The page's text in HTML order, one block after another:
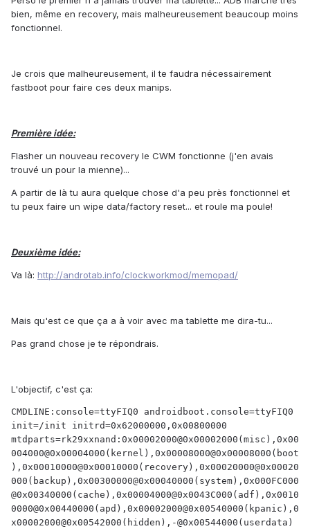
bien, même en recovery, mais malheureusement beaucoup moins
fonctionnel.
Je crois que malheureusement, il te faudra nécessairement
fastboot pour faire ces deux manips.
Première idée:
Flasher un nouveau recovery le CWM fonctionne (j'en avais
trouvé un pour la mienne)...
A partir de là tu aura quelque chose d'a peu près fonctionnel et
tu peux faire un wipe data/factory reset... et roule ma poule!
Deuxième idée:
Va là: http://androtab.info/clockworkmod/memopad/
Mais qu'est ce que ça a à voir avec ma tablette me dira-tu...
Pas grand chose je te répondrais.
L'objectif, c'est ça:
CMDLINE:console=ttyFIQ0 androidboot.console=ttyFIQ0
init=/init initrd=0x62000000,0x00800000
mtdparts=rk29xxnand:0x00002000@0x00002000(misc),0x00
004000@0x00004000(kernel),0x00008000@0x00008000(boot
),0x00010000@0x00010000(recovery),0x00020000@0x00020
000(backup),0x00300000@0x00040000(system),0x000FC000
@0x00340000(cache),0x00004000@0x0043C000(adf),0x0010
0000@0x00440000(apd),0x00002000@0x00540000(kpanic),0
x00002000@0x00542000(hidden),-@0x00544000(userdata)